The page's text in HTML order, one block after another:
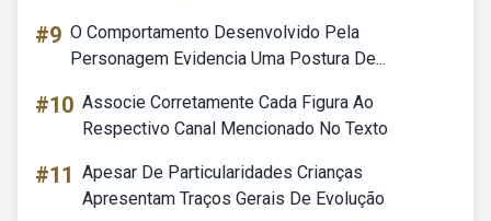
#9 O Comportamento Desenvolvido Pela
Personagem Evidencia Uma Postura De...
#10 Associe Corretamente Cada Figura Ao
Respectivo Canal Mencionado No Texto
#11 Apesar De Particularidades Crianças
Apresentam Traços Gerais De Evolução